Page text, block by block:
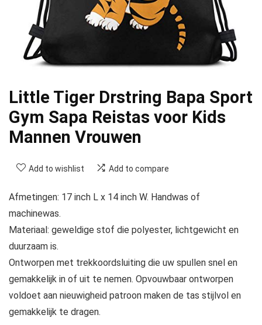
Little Tiger Drstring Bapa Sport
Gym Sapa Reistas voor Kids
Mannen Vrouwen
Add to wishlist Add to compare
Afmetingen: 17 inch L x 14 inch W. Handwas of
machinewas.
Materiaal: geweldige stof die polyester, lichtgewicht en
duurzaam is.
Ontworpen met trekkoordsluiting die uw spullen snel en
gemakkelijk in of uit te nemen. Opvouwbaar ontworpen
voldoet aan nieuwigheid patroon maken de tas stijlvol en
gemakkelijk te dragen.